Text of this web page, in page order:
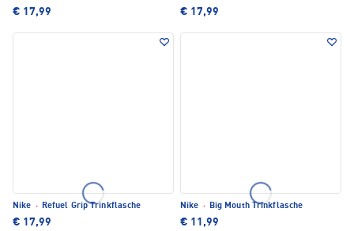
€ 17,99 € 17,99
Nike · Refuel Grip Trinkflasche
€ 17,99
Nike · Big Mouth Trinkflasche
€ 11,99